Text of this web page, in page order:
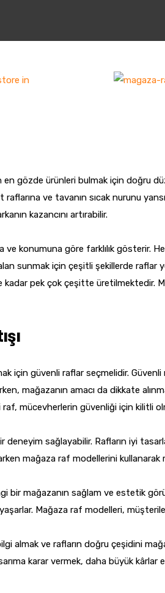
gözde ürünleri bulmak için doğru
ve tavanın sıcak nurunu
kazancını artırabilir.
ve konumuna göre farklılık gösterir.
sunmak için çeşitli şekillerde
kadar pek çok çeşitte
için güvenli raflar seçmelidir.
mağazanın amacı da dikkate
mücevherlerin güvenliği için kilitli
sağlayabilir. Rafların iyi
mağaza raf modellerini
bir mağazanın sağlam ve estetik
Mağaza raf modelleri,
almak ve rafların doğru çeşidini
karar vermek, daha büyük